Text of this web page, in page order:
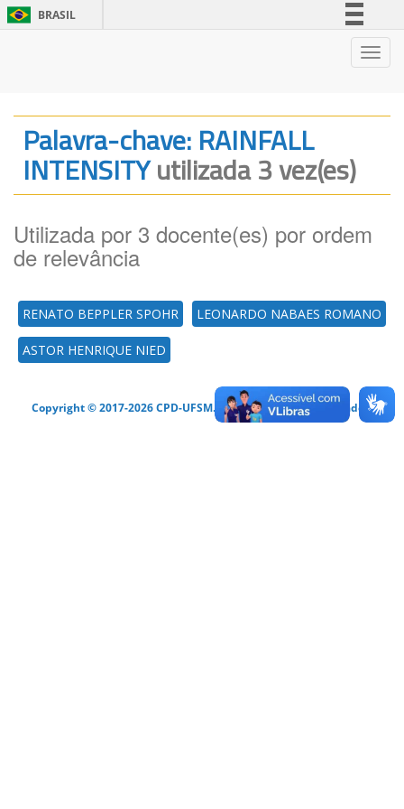
BRASIL
Legislação
Canais
Palavra-chave: RAINFALL
INTENSITYutilizada 3 vez(es)
Utilizada por 3 docente(es) por ordem
de relevância
RENATO BEPPLER SPOHR LEONARDO NABAES ROMANO
ASTOR HENRIQUE NIED
Copyright © 2017-2026 CPD-UFSM. Todos os direitos reservados.